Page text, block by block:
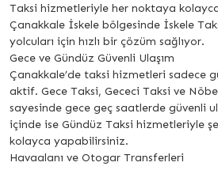
Taksi hizmetleriyle her noktaya
Çanakkale İskele bölgesinde İskele
yolcuları için hızlı bir çözüm sağlıyor.
Gece ve Gündüz Güvenli Ulaşım
Çanakkale’de taksi hizmetleri sadece
aktif. Gece Taksi, Gececi Taksi ve
sayesinde gece geç saatlerde güvenli
içinde ise Gündüz Taksi hizmetleriyle
kolayca yapabilirsiniz.
Havaalanı ve Otogar Transferleri